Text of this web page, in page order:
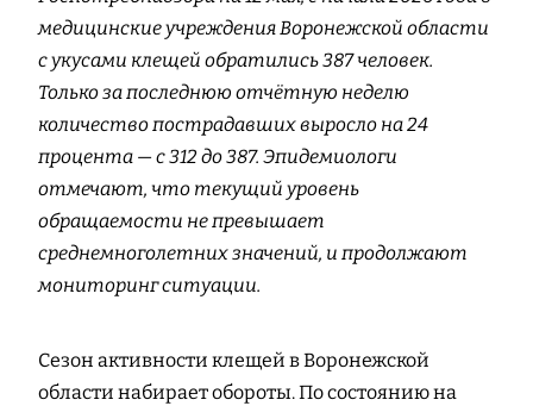
медицинские учреждения Воронежской области
с укусами клещей обратились 387 человек.
Только за последнюю отчётную неделю
количество пострадавших выросло на 24
процента — с 312 до 387. Эпидемиологи
отмечают, что текущий уровень
обращаемости не превышает
среднемноголетних значений, и продолжают
мониторинг ситуации.
Сезон активности клещей в Воронежской
области набирает обороты. По состоянию на